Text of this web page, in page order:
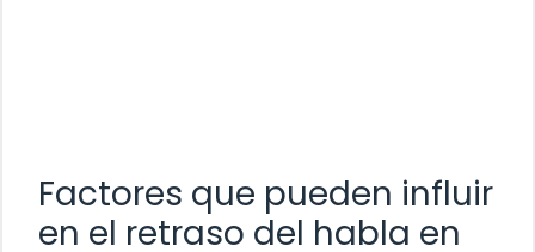
Factores que pueden influir
en el retraso del habla en